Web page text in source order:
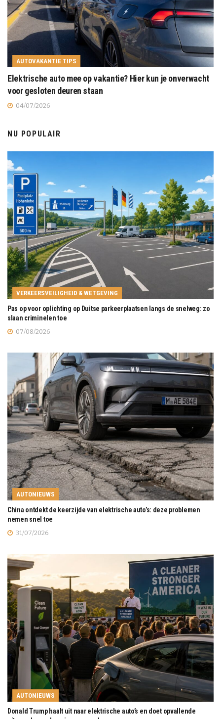
AUTOVAKANTIE TIPS
Elektrische auto mee op vakantie? Hier kun je onverwacht
voor gesloten deuren staan
04/07/2026
NU POPULAIR
VERKEERSVEILIGHEID & WETGEVING
Pas op voor oplichting op Duitse parkeerplaatsen langs de snelweg: zo
slaan criminelen toe
07/08/2026
AUTONIEUWS
China ontdekt de keerzijde van elektrische auto’s: deze problemen
nemen snel toe
31/07/2026
AUTONIEUWS
Donald Trump haalt uit naar elektrische auto’s en doet opvallende